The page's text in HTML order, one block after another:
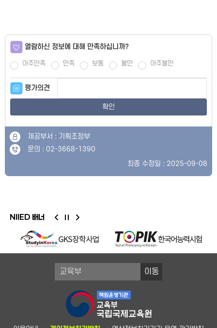
열람하신 정보에 대해 만족하십니까?
아주만족 만족 보통 불만 아주불만
평가의견
확인
제공부서 : 기획조정부
문의 : 02-3668-1390
최종 수정일 : 2025-09-08
NIIED 배너
이동